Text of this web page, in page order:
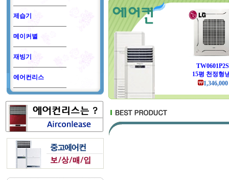
제습기
메이커별
재빙기
에어컨리스
TW0601P2S
15평 천정형
1,346,000